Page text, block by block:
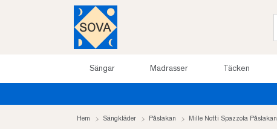
Sängar Madrasser Täcken
Hem Sängkläder Påslakan Mille Notti Spazzola Påslakan